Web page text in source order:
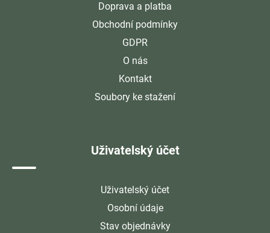
Doprava a platba
Obchodní podmínky
GDPR
O nás
Kontakt
Soubory ke stažení
Uživatelský účet
Uživatelský účet
Osobní údaje
Stav objednávky